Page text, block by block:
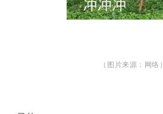
（图片来源：网络）